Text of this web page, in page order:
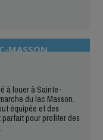
MASSON
à louer à Sainte-
du lac Masson.
équipée et des
pour profiter des